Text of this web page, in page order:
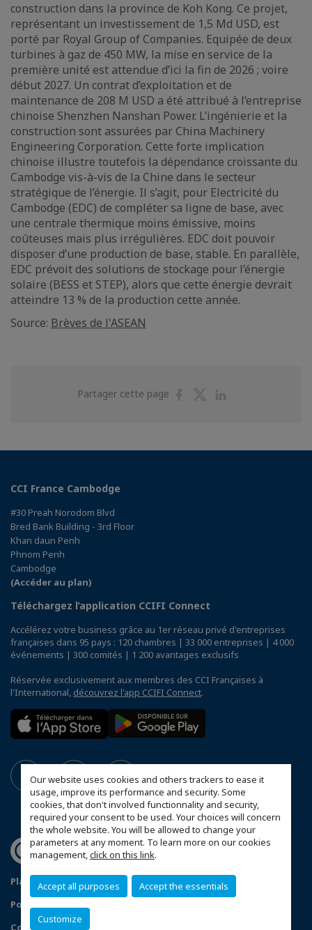
Our website uses cookies and others trackers to ease it
usage, improve its performance and security. Some
cookies, that don't involved functionnality and security,
required your consent to be used. Your choices will concern
the whole website. You will be allowed to change your
parameters at any moment. To learn more on our cookies
management,click on this link.
Accept all purposes Accept the essentials
Customize
construction dans la province de Koh Kong. Ce projet,
représentant un investissement de 1,5 Md USD, est
porté par Royal Group of Companies. Equipée de deux
turbines à gaz de 450 MW, la mise en service de la
première unité est attendue d’ici la fin de 2026 ; voire
début 2027. Un contrat d’exploitation et de
maintenance de 208 M USD a été attribué à l’entreprise
chinoise Shenzhen Nanshan Power. L’ingénierie et la
construction sont assurées par China Machinery
Engineering Corporation. Cette forte implication
chinoise illustre toutefois la dépendance croissante du
Cambodge vis-à-vis de la Chine dans le secteur
stratégique de l’énergie. Il s’agit, pour Electricité du
Cambodge (EDC) de compléter sa ligne de base, avec
une centrale thermique moins émissive, moins
coûteuses mais plus irrégulières. EDC doit pouvoir
disposer d’une production de base, stable. En parallèle,
EDC prévoit des solutions de stockage pour l’énergie
solaire (BESS et STEP), alors que cette énergie devrait
atteindre 13 % de la production cette année.
Source: Brèves de l'ASEAN
Partager cette page
PartagerPartager
CCI France Cambodge
#30 Preah Norodom Blvd
Bred Bank Building - 3rd Floor
Khan daun Penh
Phnom Penh
Cambodge
(Accéder au plan)
Téléchargez l’application CCIFI Connect
Accélérez votre business grâce au 1er réseau privé d'entreprises
françaises dans 95 pays : 120 chambres | 33 000 entreprises | 4 000
événements | 300 comités | 1 200 avantages exclusifs
Réservée exclusivement aux membres des CCI Françaises à
l'International, découvrez l'app CCIFI Connect.
Plan du site
Mentions légales
Politique de confidentialité
Configurer vos préférences cookies